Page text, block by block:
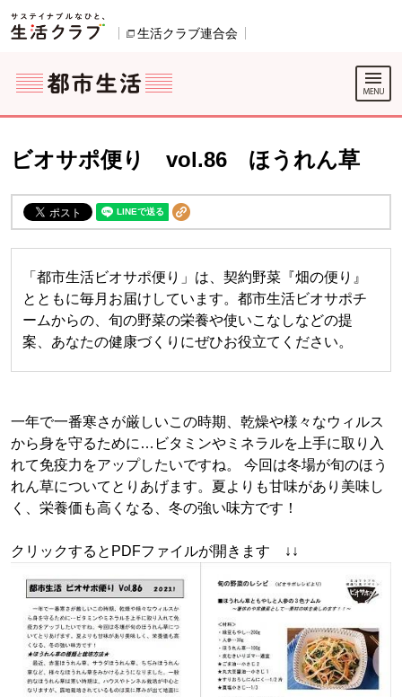
ページの先頭です。
生活クラブ連合会
ここからサイト内共通メニューです。
サイト内共通メニューをスキップする
サイト内共通メニューここまで。
ビオサポ便り vol.86 ほうれん草
「都市生活ビオサポ便り」は、契約野菜『畑の便り』
とともに毎月お届けしています。都市生活ビオサポチ
ームからの、旬の野菜の栄養や使いこなしなどの提
案、あなたの健康づくりにぜひお役立てください。
一年で一番寒さが厳しいこの時期、乾燥や様々なウィルス
から身を守るために…ビタミンやミネラルを上手に取り入
れて免疫力をアップしたいですね。 今回は冬場が旬のほう
れん草についてとりあげます。夏よりも甘味があり美味し
く、栄養価も高くなる、冬の強い味方です！
クリックするとPDFファイルが開きます ↓↓